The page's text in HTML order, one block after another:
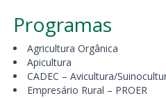
Programas
Agricultura Orgânica
Apicultura
CADEC – Avicultura/
Empresário Rural – PROER